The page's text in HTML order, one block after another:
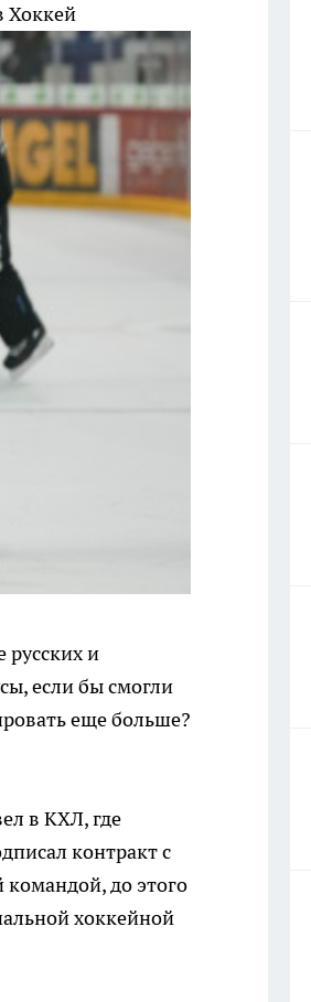
Хоккей
русских и
если бы смогли
еще больше?
в КХЛ, где
контракт с
до этого
хоккейной